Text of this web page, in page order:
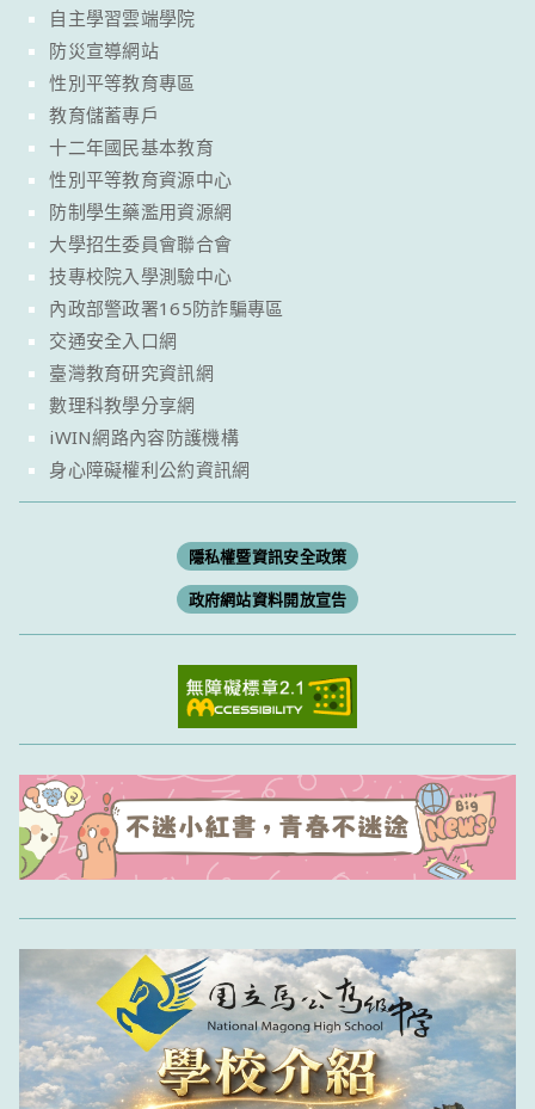
自主學習雲端學院
防災宣導網站
性別平等教育專區
教育儲蓄專戶
十二年國民基本教育
性別平等教育資源中心
防制學生藥濫用資源網
大學招生委員會聯合會
技專校院入學測驗中心
內政部警政署165防詐騙專區
交通安全入口網
臺灣教育研究資訊網
數理科教學分享網
iWIN網路內容防護機構
身心障礙權利公約資訊網
隱私權暨資訊安全政策
政府網站資料開放宣告